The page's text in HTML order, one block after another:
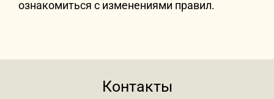
ознакомиться с изменениями правил.
Контакты